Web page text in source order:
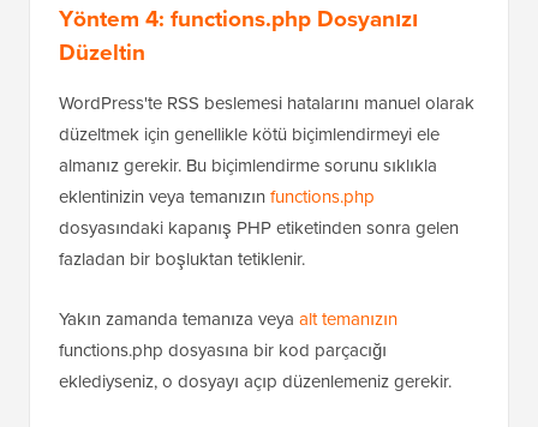
Yöntem 4: functions.php Dosyanızı
Düzeltin
WordPress'te RSS beslemesi hatalarını manuel olarak
düzeltmek için genellikle kötü biçimlendirmeyi ele
almanız gerekir. Bu biçimlendirme sorunu sıklıkla
eklentinizin veya temanızın functions.php
dosyasındaki kapanış PHP etiketinden sonra gelen
fazladan bir boşluktan tetiklenir.
Yakın zamanda temanıza veya alt temanızın
functions.php dosyasına bir kod parçacığı
eklediyseniz, o dosyayı açıp düzenlemeniz gerekir.